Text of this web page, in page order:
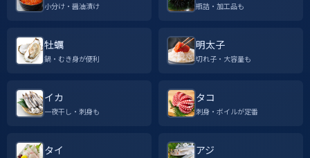
小分け・醤油漬け 瓶詰・加工品も
牡蠣
鍋・むき身が便利
明太子
切れ子・大容量も
イカ
一夜干し・刺身も
タコ
刺身・ボイルが定番
タイ アジ